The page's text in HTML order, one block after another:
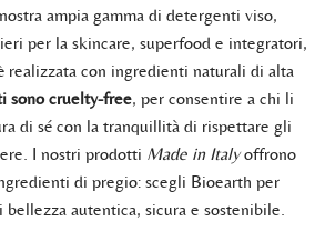
ampia gamma di detergenti viso,
per la skincare, superfood e integratori,
realizzata con ingredienti naturali di alta
sono cruelty-free, per consentire a chi li
di sé con la tranquillità di rispettare gli
I nostri prodotti Made in Italyoffrono
di pregio: scegli Bioearth per
bellezza autentica, sicura e sostenibile.